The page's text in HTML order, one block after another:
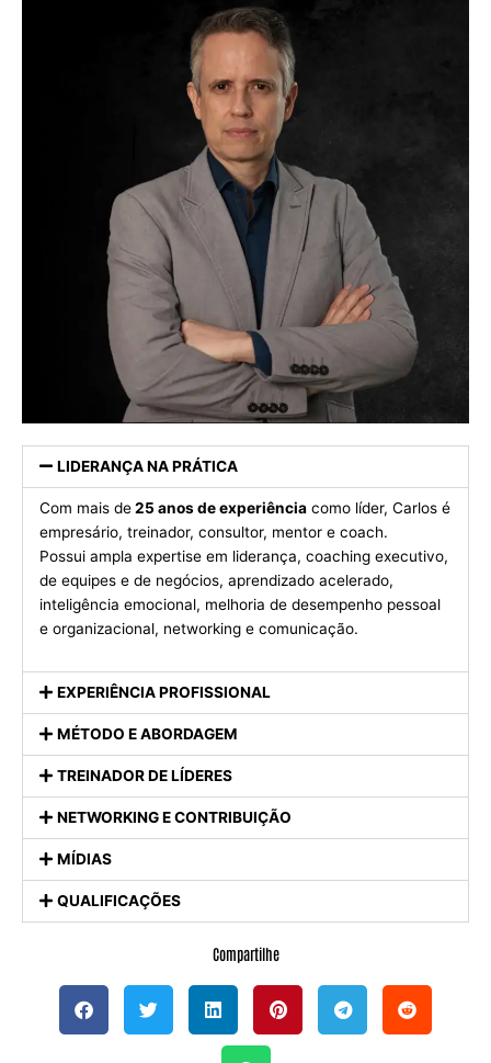
LIDERANÇA NA PRÁTICA
Com mais de25 anos de experiência como líder, Carlos é
empresário, treinador, consultor, mentor e coach.
Possui ampla expertise em liderança, coaching executivo,
de equipes e de negócios, aprendizado acelerado,
inteligência emocional, melhoria de desempenho pessoal
e organizacional, networking e comunicação.
EXPERIÊNCIA PROFISSIONAL
MÉTODO E ABORDAGEM
TREINADOR DE LÍDERES
NETWORKING E CONTRIBUIÇÃO
MÍDIAS
QUALIFICAÇÕES
Compartilhe